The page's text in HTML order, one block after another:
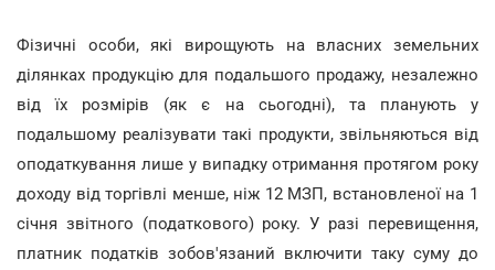
Фізичні особи, які вирощують на власних земельних
ділянках продукцію для подальшого продажу, незалежно
від їх розмірів (як є на сьогодні), та планують у
подальшому реалізувати такі продукти, звільняються від
оподаткування лише у випадку отримання протягом року
доходу від торгівлі менше, ніж 12 МЗП, встановленої на 1
січня звітного (податкового) року. У разі перевищення,
платник податків зобов'язаний включити таку суму до